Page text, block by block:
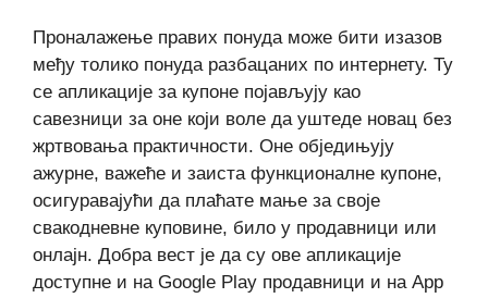
Проналажење правих понуда може бити изазов
међу толико понуда разбацаних по интернету. Ту
се апликације за купоне појављују као
савезници за оне који воле да уштеде новац без
жртвовања практичности. Оне обједињују
ажурне, важеће и заиста функционалне купоне,
осигуравајући да плаћате мање за своје
свакодневне куповине, било у продавници или
онлајн. Добра вест је да су ове апликације
доступне и на Google Play продавници и на App